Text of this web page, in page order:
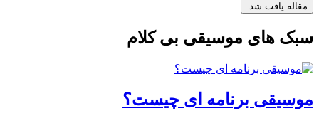
مقاله یافت شد.
سبک های موسیقی بی کلام
موسیقی برنامه ای چیست؟